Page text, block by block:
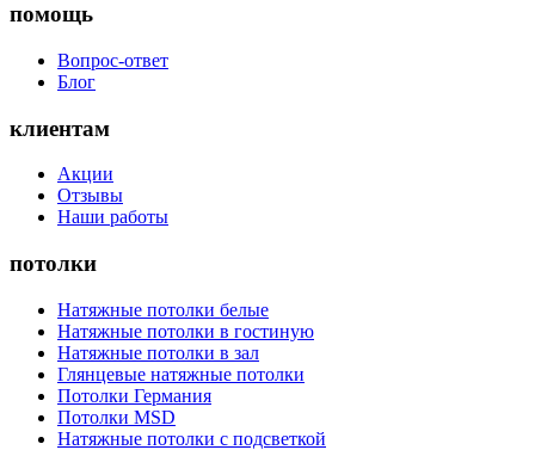
помощь
Вопрос-ответ
Блог
клиентам
Акции
Отзывы
Наши работы
потолки
Натяжные потолки белые
Натяжные потолки в гостиную
Натяжные потолки в зал
Глянцевые натяжные потолки
Потолки Германия
Потолки MSD
Натяжные потолки с подсветкой